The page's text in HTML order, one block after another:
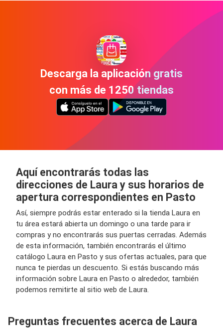
Descarga la aplicación gratis
con más de 1250 tiendas
Aquí encontrarás todas las
direcciones de Laura y sus horarios de
apertura correspondientes en Pasto
Así, siempre podrás estar enterado si la tienda Laura en
tu área estará abierta un domingo o una tarde para ir
compras y no encontrarás sus puertas cerradas. Además
de esta información, también encontrarás el último
catálogo Laura en Pasto y sus ofertas actuales, para que
nunca te pierdas un descuento. Si estás buscando más
información sobre Laura en Pasto o alrededor, también
podemos remitirte al sitio web de Laura.
Preguntas frecuentes acerca de Laura